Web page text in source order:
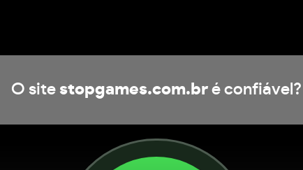
O site stopgames.com.br é confiável?